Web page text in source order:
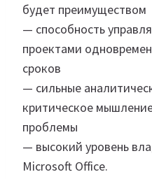
будет преимуществом
— способность
проектами
сроков
— сильные
критическое
проблемы
— высокий уровень
Microsoft Office.